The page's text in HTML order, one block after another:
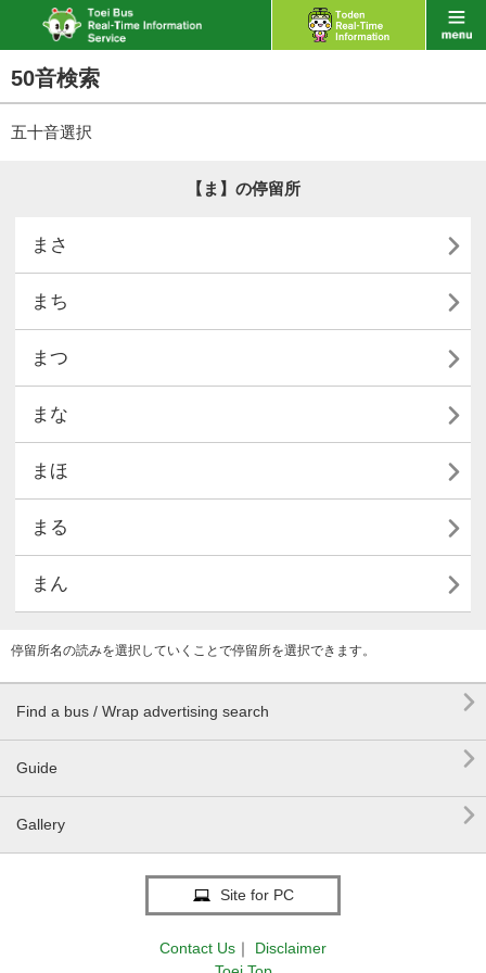
50音検索
五十音選択
【ま】の停留所
まさ 
まち 
まつ 
まな 
まほ 
まる 
まん 
停留所名の読みを選択していくことで停留所を選択できます。
Find a bus / Wrap advertising search 
Guide 
Gallery 
Site for PC
Contact Us ｜
Disclaimer